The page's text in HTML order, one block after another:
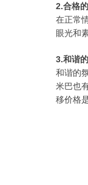
2.合格
在正常
眼光和
3.和谐
和谐的
米巴也
移价格